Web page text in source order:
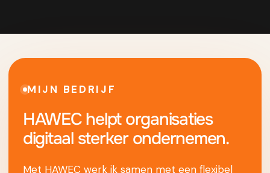
MIJN BEDRIJF
HAWEC helpt organisaties
digitaal sterker ondernemen.
Met HAWEC werk ik samen met een flexibel